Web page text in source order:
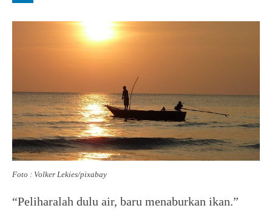
Foto : Volker Lekies/pixabay
“Peliharalah dulu air, baru menaburkan ikan.”